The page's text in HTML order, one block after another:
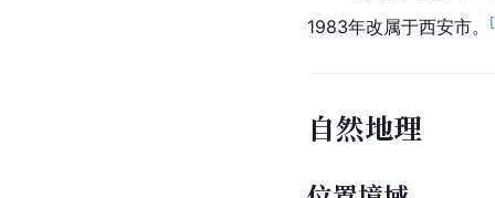
1983年改属于西安市。
[
自然地理